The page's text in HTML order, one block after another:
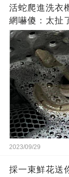
活蛇爬進洗衣
網嚇傻：太扯
2023/09/29
採一束鮮花送